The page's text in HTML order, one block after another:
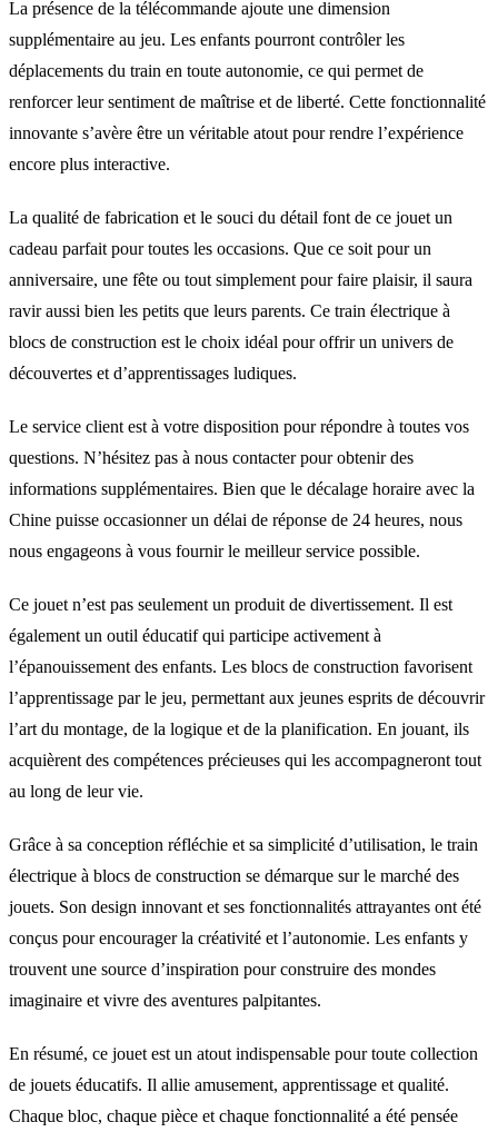
La présence de la télécommande ajoute une dimension
supplémentaire au jeu. Les enfants pourront contrôler les
déplacements du train en toute autonomie, ce qui permet de
renforcer leur sentiment de maîtrise et de liberté. Cette fonctionnalité
innovante s’avère être un véritable atout pour rendre l’expérience
encore plus interactive.
La qualité de fabrication et le souci du détail font de ce jouet un
cadeau parfait pour toutes les occasions. Que ce soit pour un
anniversaire, une fête ou tout simplement pour faire plaisir, il saura
ravir aussi bien les petits que leurs parents. Ce train électrique à
blocs de construction est le choix idéal pour offrir un univers de
découvertes et d’apprentissages ludiques.
Le service client est à votre disposition pour répondre à toutes vos
questions. N’hésitez pas à nous contacter pour obtenir des
informations supplémentaires. Bien que le décalage horaire avec la
Chine puisse occasionner un délai de réponse de 24 heures, nous
nous engageons à vous fournir le meilleur service possible.
Ce jouet n’est pas seulement un produit de divertissement. Il est
également un outil éducatif qui participe activement à
l’épanouissement des enfants. Les blocs de construction favorisent
l’apprentissage par le jeu, permettant aux jeunes esprits de découvrir
l’art du montage, de la logique et de la planification. En jouant, ils
acquièrent des compétences précieuses qui les accompagneront tout
au long de leur vie.
Grâce à sa conception réfléchie et sa simplicité d’utilisation, le train
électrique à blocs de construction se démarque sur le marché des
jouets. Son design innovant et ses fonctionnalités attrayantes ont été
conçus pour encourager la créativité et l’autonomie. Les enfants y
trouvent une source d’inspiration pour construire des mondes
imaginaire et vivre des aventures palpitantes.
En résumé, ce jouet est un atout indispensable pour toute collection
de jouets éducatifs. Il allie amusement, apprentissage et qualité.
Chaque bloc, chaque pièce et chaque fonctionnalité a été pensée